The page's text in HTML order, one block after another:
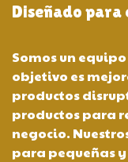
Diseñado para
Somos un
objetivo es
productos
productos para
negocio.
para pequeñas